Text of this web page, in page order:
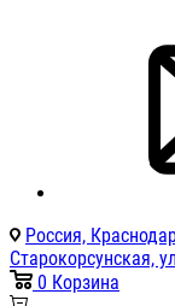
Россия,
Старокорсунская,
0 Корзина